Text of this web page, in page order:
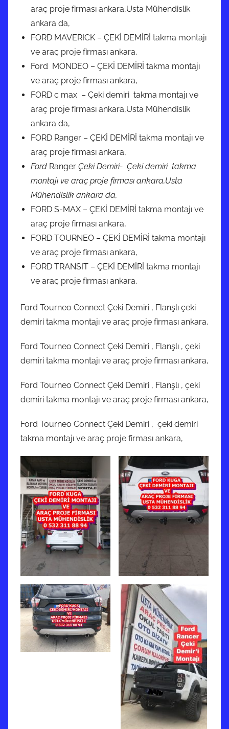
araç proje firması ankara,Usta Mühendislik
ankara da,
FORD MAVERICK – ÇEKİ DEMİRİ takma montajı
ve araç proje firması ankara,
Ford MONDEO – ÇEKİ DEMİRİ takma montajı
ve araç proje firması ankara,
FORD c max – Çeki demiri takma montajı ve
araç proje firması ankara,Usta Mühendislik
ankara da,
FORD Ranger – ÇEKİ DEMİRİ takma montajı ve
araç proje firması ankara,
Ford Ranger Çeki Demiri- Çeki demiri takma
montajı ve araç proje firması ankara,Usta
Mühendislik ankara da,
FORD S-MAX – ÇEKİ DEMİRİ takma montajı ve
araç proje firması ankara,
FORD TOURNEO – ÇEKİ DEMİRİ takma montajı
ve araç proje firması ankara,
FORD TRANSIT – ÇEKİ DEMİRİ takma montajı
ve araç proje firması ankara,
Ford Tourneo Connect Çeki Demiri , Flanşlı çeki
demiri takma montajı ve araç proje firması ankara,
Ford Tourneo Connect Çeki Demiri , Flanşlı , çeki
demiri takma montajı ve araç proje firması ankara,
Ford Tourneo Connect Çeki Demiri , Flanşlı , çeki
demiri takma montajı ve araç proje firması ankara,
Ford Tourneo Connect Çeki Demiri , çeki demiri
takma montajı ve araç proje firması ankara,